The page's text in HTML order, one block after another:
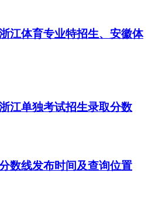
江体育专业特招生、安徽体
江单独考试招生录取分数
数线发布时间及查询位置